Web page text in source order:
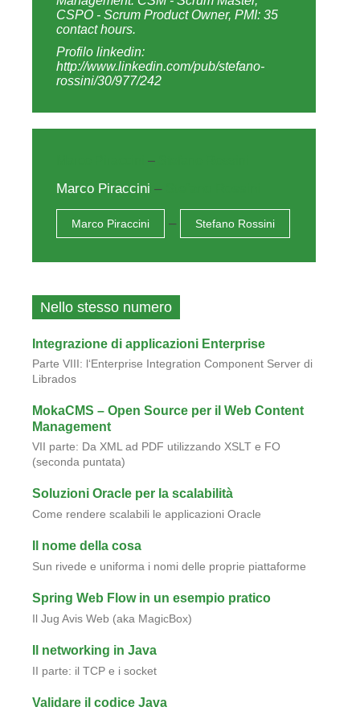
Il nome della cosa
Sun rivede e uniforma i nomi delle proprie piattaforme
Spring Web Flow in un esempio pratico
Il networking in Java
Multimedialità su J2ME
Autenticazione password crittografata
Una semplice applicazione Struts
Nella stessa serie
dedicata alla comunità degli sviluppatori java.
La rivista tratta di vari argomenti, tra cui architetture
enterprise e integrazione, metodologie di sviluppo
lean/agile e aspetti sociali e culturali del web.